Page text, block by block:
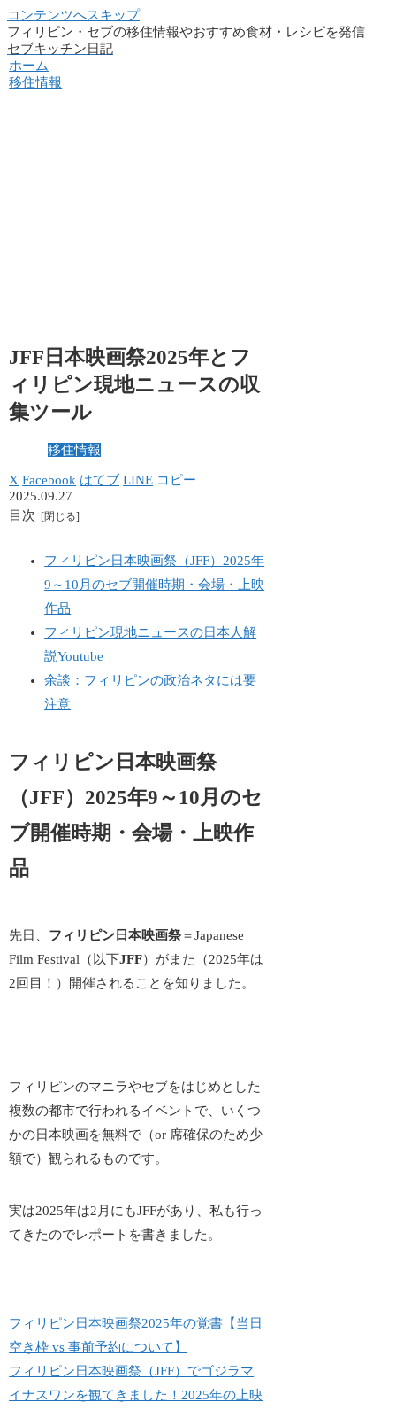
コンテンツへスキップ
フィリピン・セブの移住情報やおすすめ食材・レシピを発信
セブキッチン日記
ホーム
移住情報
JFF日本映画祭2025年とフ
ィリピン現地ニュースの収
集ツール
移住情報
X Facebook はてブ LINE コピー
2025.09.27
目次
フィリピン日本映画祭（JFF）2025年
9～10月のセブ開催時期・会場・上映
作品
フィリピン現地ニュースの日本人解
説Youtube
余談：フィリピンの政治ネタには要
注意
フィリピン日本映画祭
（JFF）2025年9～10月のセ
ブ開催時期・会場・上映作
品
先日、 フィリピン日本映画祭＝Japanese
Film Festival（以下JFF）がまた（2025年は
2回目！）開催されることを知りました。
フィリピンのマニラやセブをはじめとした
複数の都市で行われるイベントで、いくつ
かの日本映画を無料で（or 席確保のため少
額で）観られるものです。
実は2025年は2月にもJFFがあり、私も行っ
てきたのでレポートを書きました。
フィリピン日本映画祭2025年の覚書【当日
空き枠 vs 事前予約について】
フィリピン日本映画祭（JFF）でゴジラマ
イナスワンを観てきました！2025年の上映